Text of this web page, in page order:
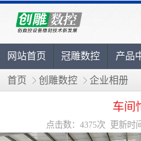
网站首页 冠雕数控 产品
首页 创雕数控 企业相册
车间
点击数：4375次 更新时